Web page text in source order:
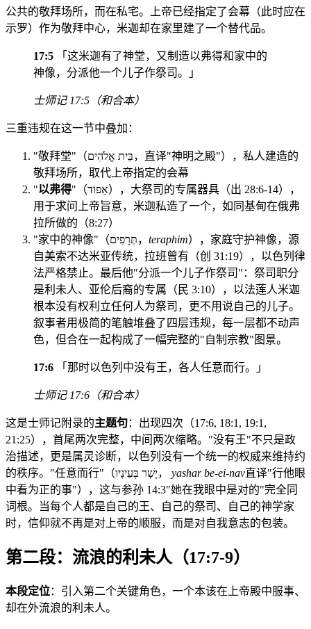
公共的敬拜场所，而在私宅。上帝已经指定了会幕（此时应在
示罗）作为敬拜中心，米迦却在家里建了一个替代品。
17:5 「这米迦有了神堂，又制造以弗得和家中的
神像，分派他一个儿子作祭司。」
士师记 17:5（和合本）
三重违规在这一节中叠加：
"敬拜堂"（בֵּית אֱלֹהִים，直译"神明之殿"），私人建造的
敬拜场所，取代上帝指定的会幕
"以弗得"（אֵפוֹד），大祭司的专属器具（出 28:6-14），
用于求问上帝旨意，米迦私造了一个，如同基甸在俄弗
拉所做的（8:27）
"家中的神像"（תְּרָפִים， teraphim），家庭守护神像，源
自美索不达米亚传统，拉班曾有（创 31:19），以色列律
法严格禁止。最后他"分派一个儿子作祭司"：祭司职分
是利未人、亚伦后裔的专属（民 3:10），以法莲人米迦
根本没有权利立任何人为祭司，更不用说自己的儿子。
叙事者用极简的笔触堆叠了四层违规，每一层都不动声
色，但合在一起构成了一幅完整的"自制宗教"图景。
17:6 「那时以色列中没有王，各人任意而行。」
士师记 17:6（和合本）
这是士师记附录的主题句：出现四次（17:6, 18:1, 19:1,
21:25），首尾两次完整，中间两次缩略。"没有王"不只是政
治描述，更是属灵诊断，以色列没有一个统一的权威来维持约
的秩序。"任意而行"（יָשָׁר בְּעֵינָיו， yashar be-ei-nav直译"行他眼
中看为正的事"），这与参孙 14:3"她在我眼中是对的"完全同
词根。当每个人都是自己的王、自己的祭司、自己的神学家
时，信仰就不再是对上帝的顺服，而是对自我意志的包装。
第二段：流浪的利未人（17:7-9）
本段定位：引入第二个关键角色，一个本该在上帝殿中服事、
却在外流浪的利未人。